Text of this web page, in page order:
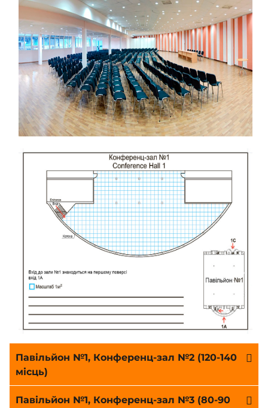
Павільйон №1, Конференц-зал №2 (120-140
місць)
Павільйон №1, Конференц-зал №3 (80-90